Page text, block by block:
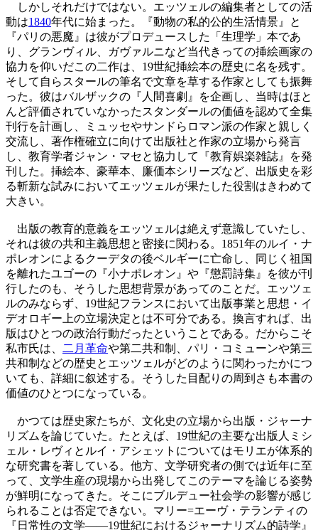
しかしそれだけではない。エッツェルの編集者としての活
動は1840年代に始まった。『動物の私的公的生活情景』と
『パリの悪魔』は彼がプロデュースした「生理学」本であ
り、グランヴィル、ガヴァルニなど当代きっての挿絵画家の
協力を仰いだこの二作は、19世紀挿絵本の歴史に名を残す。
そして自らスタールの筆名で文章を草する作家としても振舞
った。彼はバルザックの『人間喜劇』を企画し、当時はほと
んど評価されていなかったスタンダールの価値を認めて全集
刊行を計画し、ミュッセやサンドらロマン派の作家と親しく
交流し、著作権確立に向けて出版社と作家の立場から発言
し、教育学者ジャン・マセと協力して『教育娯楽雑誌』を発
刊した。挿絵本、豪華本、廉価本シリーズなど、出版史を彩
る斬新な試みにおいてエッツェルが果たした役割はきわめて
大きい。
出版の教育的意義をエッツェルは絶えず意識していたし、
それは彼の共和主義思想と密接に関わる。1851年のルイ・ナ
ポレオンによるクーデタの後ベルギーに亡命し、同じく祖国
を離れたユゴーの『小ナポレオン』や『懲罰詩集』を彼が刊
行したのも、そうした思想背景があってのことだ。エッツェ
ルのみならず、19世紀フランスにおいて出版事業と思想・イ
デオロギー上の立場決定とは不可分である。換言すれば、出
版はひとつの政治行動だったということである。だからこそ
私市氏は、
二月革命や第二共和制、パリ・コミューンや第三
共和制などの歴史とエッツェルがどのように関わったかにつ
いても、詳細に叙述する。そうした目配りの周到さも本書の
価値のひとつになっている。
かつては歴史家たちが、文化史の立場から出版・ジャーナ
リズムを論じていた。たとえば、19世紀の主要な出版人ミシ
ェル・レヴィとルイ・アシェットについてはモリエが体系的
な研究書を著している。他方、文学研究者の側では近年に至
って、文学生産の現場から出発してこのテーマを論じる姿勢
が鮮明になってきた。そこにブルデュー社会学の影響が感じ
られることは否定できない。マリー=エーヴ・テランティの
『日常性の文学――19世紀におけるジャーナリズム的詩学』